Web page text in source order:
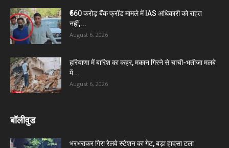
₹560 करोड़ बैंक फ्रॉड मामले में IAS अधिकारी को राहत
नहीं,...
August 6, 2026
हरियाणा में बारिश का कहर, मकान गिरने से चाची-भतीजा मलबे
में...
August 6, 2026
बॉलीवुड
भरभराकर गिरा रेलवे स्टेशन का गेट, बड़ा हादसा टला